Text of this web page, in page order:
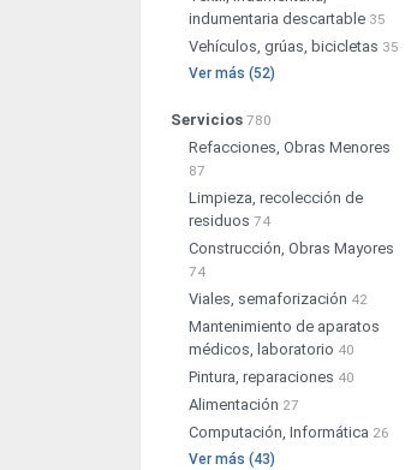
indumentaria descartable 35
Vehículos, grúas, bicicletas 35
Ver más (52)
Servicios 780
Refacciones, Obras Menores
87
Limpieza, recolección de
residuos 74
Construcción, Obras Mayores
74
Viales, semaforización 42
Mantenimiento de aparatos
médicos, laboratorio 40
Pintura, reparaciones 40
Alimentación 27
Computación, Informática 26
Ver más (43)